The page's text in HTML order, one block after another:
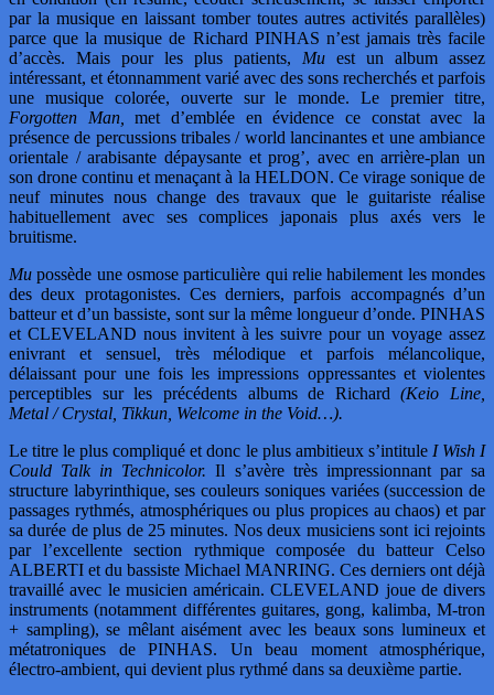
par la musique en laissant tomber toutes autres activités parallèles)
parce que la musique de Richard PINHAS n’est jamais très facile
d’accès. Mais pour les plus patients, Mu est un album assez
intéressant, et étonnamment varié avec des sons recherchés et parfois
une musique colorée, ouverte sur le monde. Le premier titre,
Forgotten Man,
met d’emblée en évidence ce constat avec la
présence de percussions tribales / world lancinantes et une ambiance
orientale / arabisante dépaysante et prog’, avec en arrière-plan un
son drone continu et menaçant à la HELDON. Ce virage sonique de
neuf minutes nous change des travaux que le guitariste réalise
habituellement avec ses complices japonais plus axés vers le
bruitisme.
Mu possède une osmose particulière qui relie habilement les mondes
des deux protagonistes. Ces derniers, parfois accompagnés d’un
batteur et d’un bassiste, sont sur la même longueur d’onde. PINHAS
et CLEVELAND nous invitent à les suivre pour un voyage assez
enivrant et sensuel, très mélodique et parfois mélancolique,
délaissant pour une fois les impressions oppressantes et violentes
perceptibles sur les précédents albums de Richard(Keio Line,
Metal / Crystal, Tikkun, Welcome in the Void…).
Le titre le plus compliqué et donc le plus ambitieux s’intitule I Wish I
Could Talk in Technicolor. Il s’avère très impressionnant par sa
structure labyrinthique, ses couleurs soniques variées (succession de
passages rythmés, atmosphériques ou plus propices au chaos) et par
sa durée de plus de 25 minutes. Nos deux musiciens sont ici rejoints
par l’excellente section rythmique composée du batteur Celso
ALBERTI et du bassiste Michael MANRING. Ces derniers ont déjà
travaillé avec le musicien américain. CLEVELAND joue de divers
instruments (notamment différentes guitares, gong, kalimba, M-tron
+ sampling), se mêlant aisément avec les beaux sons lumineux et
métatroniques de PINHAS. Un beau moment atmosphérique,
électro-ambient, qui devient plus rythmé dans sa deuxième partie.